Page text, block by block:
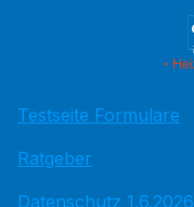
Testseite Formulare
Ratgeber
Datenschutz 1.6.2026